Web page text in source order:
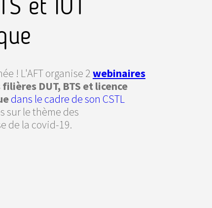
et IUT
! L'AFT organise 2webinaires
DUT, BTS et licence
dans le cadre de son CSTL
sur le thème des
de la covid-19.